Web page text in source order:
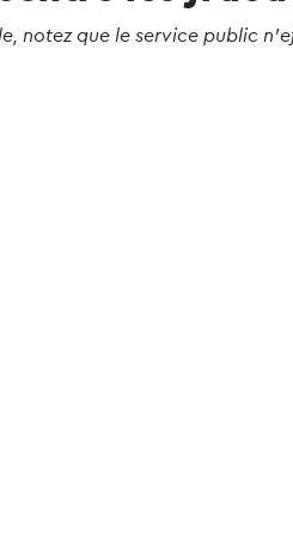
notez que le service public